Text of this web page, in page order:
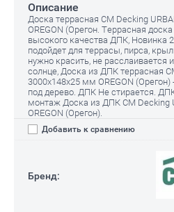
Описание
Доска террасная CM Decking
OREGON (Орегон. Террасная
высокого качества ДПК, Новинка
подойдет для террасы, пирса,
нужно красить, не расслаивается
солнце, Доска из ДПК террасная
3000x148x25 мм OREGON
под дерево. ДПК Не стирается.
монтаж Доска из ДПК CM Decking
OREGON (Орегон).
Добавить к сравнению
Бренд: